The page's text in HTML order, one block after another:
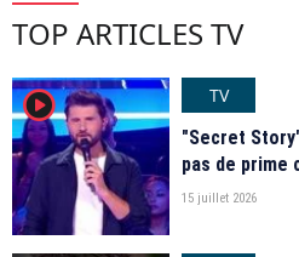
TOP ARTICLES TV
player2
TV
"Secret
pas de prime
15 juillet 2026